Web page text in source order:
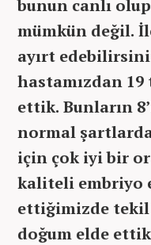
bunun canlı
mümkün değil.
ayırt
hastamızdan
ettik. Bunların
normal
için çok iyi bir
kaliteli embriyo
ettiğimizde tekil
doğum elde